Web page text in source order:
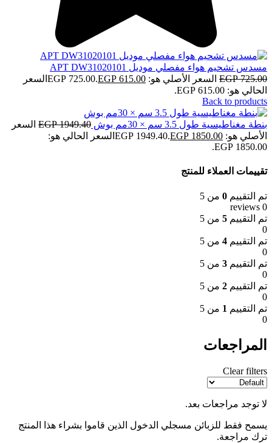
مسدس تشحيم هواء مفصلي موديل APT DW31020101
EGP725.00 السعر الأصلي هو: EGP 725.00. EGP 615.00
السعر
الحالي هو: EGP 615.00.
Back to products
بنطة مغناطيسية طول 3.5 سم × 30مم بوش EGP1949.40
السعر
الأصلي هو: EGP 1949.40.
EGP 1850.00
السعر الحالي هو:
EGP 1850.00.
تقييمات العملاء للمنتج
تم التقييم 0 من 5
0 reviews
تم التقييم 5 من 5
0
تم التقييم 4 من 5
0
تم التقييم 3 من 5
0
تم التقييم 2 من 5
0
تم التقييم 1 من 5
0
المراجعات
Clear filters
لا توجد مراجعات بعد.
يسمح فقط للزبائن مسجلي الدخول الذين قاموا بشراء هذا المنتج
ترك مراجعة.